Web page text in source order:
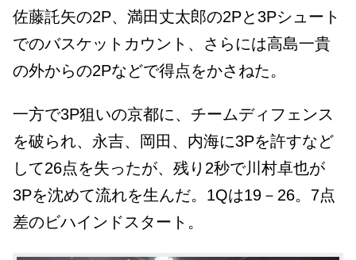
佐藤託矢の2P、満田丈太郎の2Pと3Pシュート
でのバスケットカウント、さらには高島一貴
の外からの2Pなどで得点をかさねた。
一方で3P狙いの京都に、チームディフェンス
を破られ、永吉、岡田、内海に3Pを許すなど
して26点を失ったが、残り2秒で川村卓也が
3Pを沈めて流れを生んだ。1Qは19－26。7点
差のビハインドスタート。